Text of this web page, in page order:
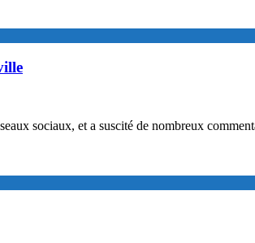
sociaux, et a suscité de nombreux